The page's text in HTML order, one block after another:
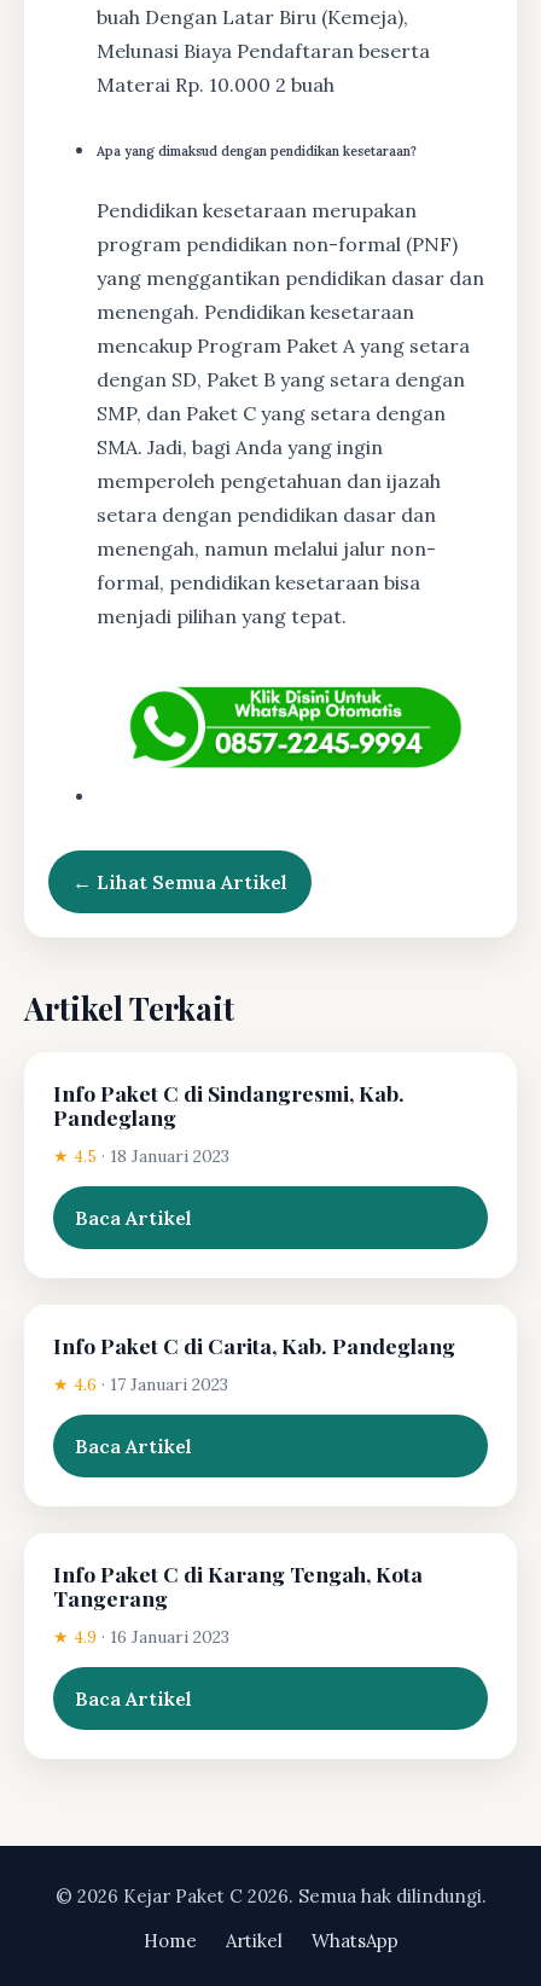
buah Dengan Latar Biru (Kemeja),
Melunasi Biaya Pendaftaran beserta
Materai Rp. 10.000 2 buah
Apa yang dimaksud dengan pendidikan kesetaraan?
Pendidikan kesetaraan merupakan
program pendidikan non-formal (PNF)
yang menggantikan pendidikan dasar dan
menengah. Pendidikan kesetaraan
mencakup Program Paket A yang setara
dengan SD, Paket B yang setara dengan
SMP, dan Paket C yang setara dengan
SMA. Jadi, bagi Anda yang ingin
memperoleh pengetahuan dan ijazah
setara dengan pendidikan dasar dan
menengah, namun melalui jalur non-
formal, pendidikan kesetaraan bisa
menjadi pilihan yang tepat.
← Lihat Semua Artikel
Artikel Terkait
Info Paket C di Sindangresmi, Kab.
Pandeglang
★ 4.5 · 18 Januari 2023
Baca Artikel
Info Paket C di Carita, Kab. Pandeglang
★ 4.6 · 17 Januari 2023
Baca Artikel
Info Paket C di Karang Tengah, Kota
Tangerang
★ 4.9 · 16 Januari 2023
Baca Artikel
© 2026 Kejar Paket C 2026. Semua hak dilindungi.
Home
Artikel WhatsApp